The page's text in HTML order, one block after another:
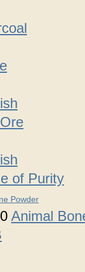
of Purity
Powder
Animal